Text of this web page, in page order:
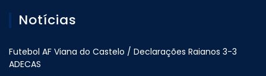
Notícias
Futebol AF Viana do Castelo / Declarações Raianos 3-3
ADECAS